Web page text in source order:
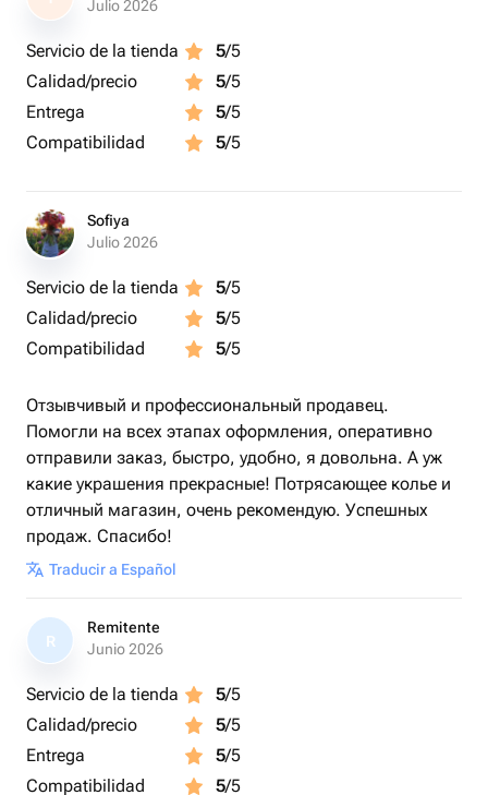
Julio 2026
Servicio de la tienda 5/5
Calidad/precio
5/5
Entrega
5/5
Compatibilidad
5/5
Sofiya
Julio 2026
Servicio de la tienda 5/5
Calidad/precio
5/5
Compatibilidad
5/5
Отзывчивый и профессиональный продавец.
Помогли на всех этапах оформления, оперативно
отправили заказ, быстро, удобно, я довольна. А уж
какие украшения прекрасные! Потрясающее колье и
отличный магазин, очень рекомендую. Успешных
продаж. Спасибо!
Traducir a Español
R
Remitente
Junio 2026
Servicio de la tienda 5/5
Calidad/precio
5/5
Entrega
5/5
Compatibilidad
5/5